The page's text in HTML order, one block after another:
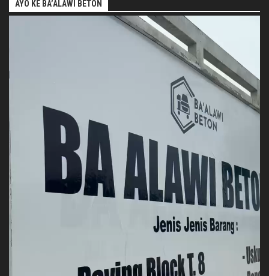
AYO KE BA’ALAWI BETON